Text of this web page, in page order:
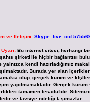
ve İletişim: Skype:
Bu internet sitesi, herhangi
şirketi ile hiçbir bağlantısı
yalnızca kendi hazırladığımız
Burada yer alan
olup, gerçek kurum ve kişiler
yapılmamaktadır. Gerçek
tamamen tesadüfidir.
ve tavsiye niteliği taşımazlar.